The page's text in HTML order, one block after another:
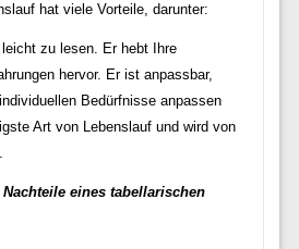
hat viele Vorteile, darunter:
zu lesen. Er hebt Ihre
hervor. Er ist anpassbar,
Bedürfnisse anpassen
Art von Lebenslauf und wird von
eines tabellarischen